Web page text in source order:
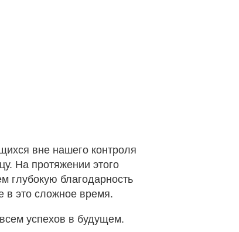
вне нашего контроля
На протяжении этого
глубокую благодарность
в это сложное время.
успехов в будущем.